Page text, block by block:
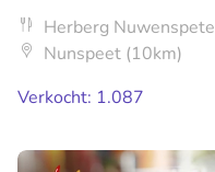
Herberg Nuwenspete
Nunspeet (10km)
Verkocht: 1.087